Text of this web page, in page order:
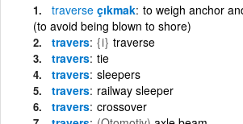
traverse çıkmak to weigh anchor
(to avoid being blown to shore)
travers {i} traverse
travers tie
travers sleepers
travers railway sleeper
travers crossover